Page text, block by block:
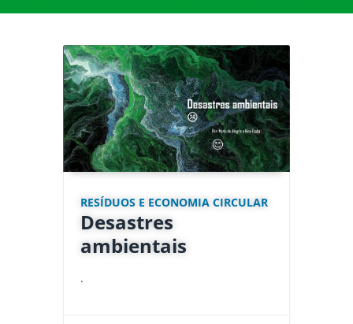
RESÍDUOS E ECONOMIA CIRCULAR
Desastres
ambientais
.